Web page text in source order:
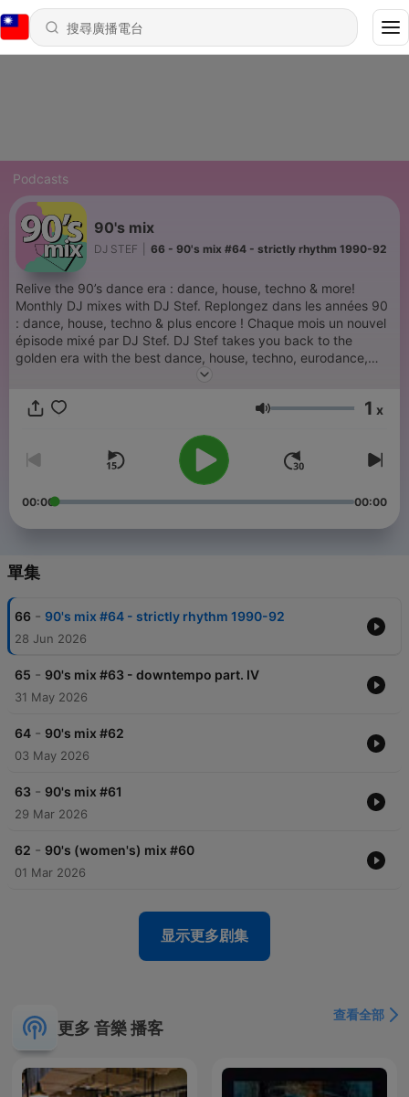
Podcasts
90's mix
DJ STEF 66 - 90's mix #64 - strictly rhythm 1990-92
Relive the 90’s dance era : dance, house, techno & more!
Monthly DJ mixes with DJ Stef. Replongez dans les années 90
: dance, house, techno & plus encore ! Chaque mois un nouvel
épisode mixé par DJ Stef. DJ Stef takes you back to the
golden era with the best dance, house, techno, eurodance,
music from the 90’s! Subscribe now and get a new DJ mix
avec les meilleurs sons dance, house, techno, eurodance, acid,
new beat et plus encore... Redécouvrez les meilleurs sons 90’s
– mixés et remixés comme à l’époque des clubs et raves. ♻️
90’s mix – recycle la musique des années 90 ! Abonnez-vous
音量 1 x
00:00 00:00
單集
66 - 90's mix #64 - strictly rhythm 1990-92
28 Jun 2026
65 - 90's mix #63 - downtempo part. IV
31 May 2026
64 - 90's mix #62
03 May 2026
63 - 90's mix #61
29 Mar 2026
62 - 90's (women's) mix #60
01 Mar 2026
显示更多剧集
更多 音樂 播客
查看全部